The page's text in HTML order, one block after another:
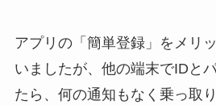
アプリの「簡単登録」をメリ
いましたが、他の端末でIDと
たら、何の通知もなく乗っ取